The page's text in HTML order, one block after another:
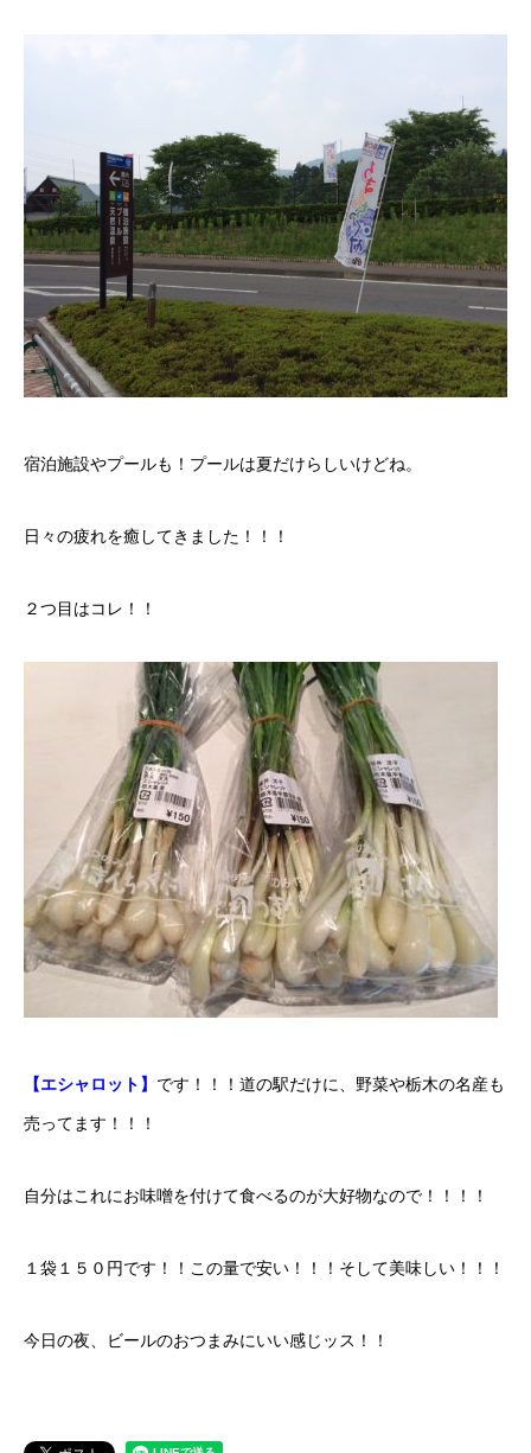
会社案内
ご挨拶
会社概要
沿革
ご納車
ご成約
部品取付
整備・修理
各種手続
保険
プライバシーポリシー
宿泊施設やプールも！プールは夏だけらしいけどね。
日々の疲れを癒してきました！！！
２つ目はコレ！！
【エシャロット】 です！！！道の駅だけに、野菜や栃木の名産も
売ってます！！！
自分はこれにお味噌を付けて食べるのが大好物なので！！！！
１袋１５０円です！！この量で安い！！！そして美味しい！！！
今日の夜、ビールのおつまみにいい感じッス！！